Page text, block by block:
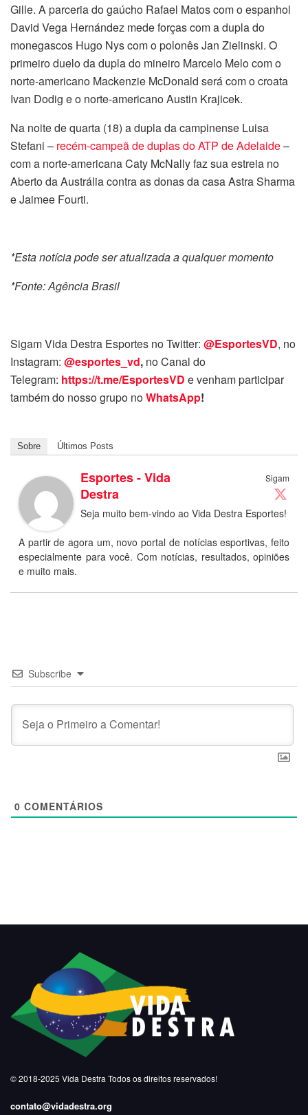
Gille. A parceria do gaúcho Rafael Matos com o espanhol
David Vega Hernández mede forças com a dupla do
monegascos Hugo Nys com o polonês Jan Zielinski. O
primeiro duelo da dupla do mineiro Marcelo Melo com o
norte-americano Mackenzie McDonald será com o croata
Ivan Dodig e o norte-americano Austin Krajicek.
Na noite de quarta (18) a dupla da campinense Luisa
Stefani – recém-campeã de duplas do ATP de Adelaide–
com a norte-americana Caty McNally faz sua estreia no
Aberto da Austrália contra as donas da casa Astra Sharma
e Jaimee Fourti.
*Esta notícia pode ser atualizada a qualquer momento
*Fonte: Agência Brasil
Sigam Vida Destra Esportes no Twitter: @EsportesVD, no
Instagram: @esportes_vd, no Canal do
Telegram: https://t.me/EsportesVD e venham participar
também do nosso grupo noWhatsApp!
Sobre Últimos Posts
Sigam
Esportes - Vida
Destra
Seja muito bem-vindo ao Vida Destra Esportes!
A partir de agora um, novo portal de notícias esportivas, feito
especialmente para você. Com notícias, resultados, opiniões
e muito mais.
Subscribe
0 COMENTÁRIOS
© 2018-2025 Vida Destra Todos os direitos reservados!
contato@vidadestra.org